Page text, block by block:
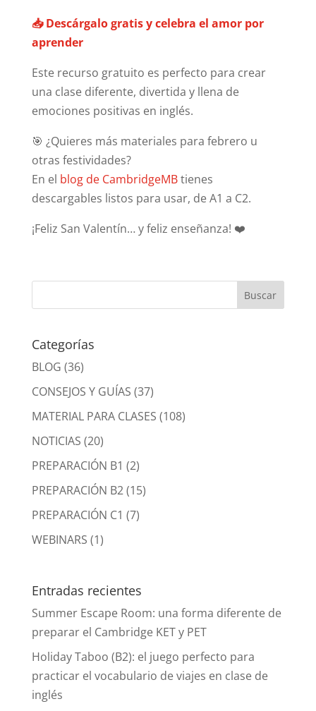
📥 Descárgalo gratis y celebra el amor por
aprender
Este recurso gratuito es perfecto para crear
una clase diferente, divertida y llena de
emociones positivas en inglés.
🎯 ¿Quieres más materiales para febrero u
otras festividades?
En el blog de CambridgeMBtienes
descargables listos para usar, de A1 a C2.
¡Feliz San Valentín… y feliz enseñanza! ❤️
Categorías
BLOG (36)
CONSEJOS Y GUÍAS (37)
MATERIAL PARA CLASES (108)
NOTICIAS (20)
PREPARACIÓN B1 (2)
PREPARACIÓN B2(15)
PREPARACIÓN C1 (7)
WEBINARS (1)
Entradas recientes
Summer Escape Room: una forma diferente de
preparar el Cambridge KET y PET
Holiday Taboo (B2): el juego perfecto para
practicar el vocabulario de viajes en clase de
inglés